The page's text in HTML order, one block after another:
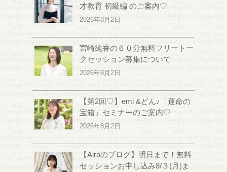
才教育 初級編 のご案内♡
2026年8月2日
宮崎純香の６０分無料フリートー
クセッション募集について
2026年8月2日
【第2回♡】emi &どん♪「運命の
宝箱」セミナーのご案内♡
2026年8月2日
【Airaのブログ】明日まで！無料
セッションお申し込み8/３(月)ま